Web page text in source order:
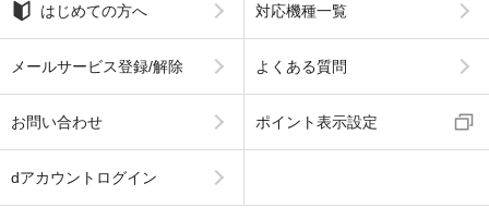
はじめての方へ 対応機種一覧
メールサービス登録/解除 よくある質問
お問い合わせ ポイント表示設定
dアカウントログイン